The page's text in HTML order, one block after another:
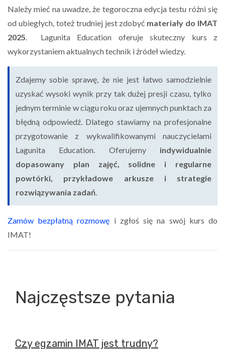
Należy mieć na uwadze, że tegoroczna edycja testu różni się
od ubiegłych, toteż trudniej jest zdobyć materiały do IMAT
2025 . Lagunita Education oferuje skuteczny kurs z
wykorzystaniem aktualnych technik i źródeł wiedzy.
Zdajemy sobie sprawę, że nie jest łatwo samodzielnie
uzyskać wysoki wynik przy tak dużej presji czasu, tylko
jednym terminie w ciągu roku oraz ujemnych punktach za
błędną odpowiedź. Dlatego stawiamy na profesjonalne
przygotowanie z wykwalifikowanymi nauczycielami
Lagunita Education. Oferujemyindywidualnie
dopasowany plan zajęć, solidne i regularne
powtórki, przykładowe arkusze i strategie
rozwiązywania zadań
Zamów bezpłatną rozmowę i zgłoś się na swój kurs do
IMAT!
Najczęstsze pytania
Czy egzamin IMAT jest trudny?